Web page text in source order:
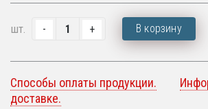
шт. В корзину
Способы оплаты продукции.
доставке.